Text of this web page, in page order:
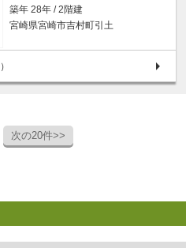
築年 28年 / 2階建
宮崎県宮崎市吉村町引土
）
次の20件>>